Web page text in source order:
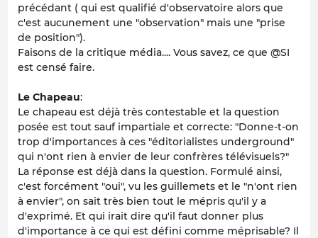
précédant ( qui est qualifié d'observatoire alors que
c'est aucunement une "observation" mais une "prise
de position").
Faisons de la critique média.... Vous savez, ce que @SI
est censé faire.
Le Chapeau:
Le chapeau est déjà très contestable et la question
posée est tout sauf impartiale et correcte: "Donne-t-on
trop d'importances à ces "éditorialistes underground"
qui n'ont rien à envier de leur confrères télévisuels?"
La réponse est déjà dans la question. Formulé ainsi,
c'est forcément "oui", vu les guillemets et le "n'ont rien
à envier", on sait très bien tout le mépris qu'il y a
d'exprimé. Et qui irait dire qu'il faut donner plus
d'importance à ce qui est défini comme méprisable? Il